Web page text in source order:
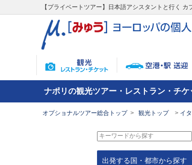
【プライベートツアー】日本語アシスタントと行く
ナポリの観光ツアー・レストラン・チケ
オプショナルツアー総合トップ 観光トップ イ
出発する国・都市から探す